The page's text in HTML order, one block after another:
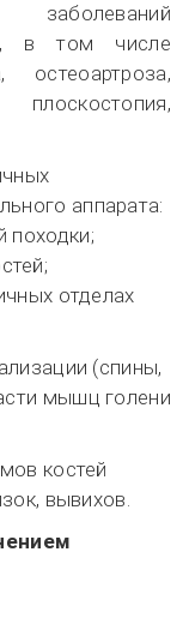
в том числе
остеоартроза,
аппарата:
походки;
отделах
(спины,
мышц голени
костей
вывихов.